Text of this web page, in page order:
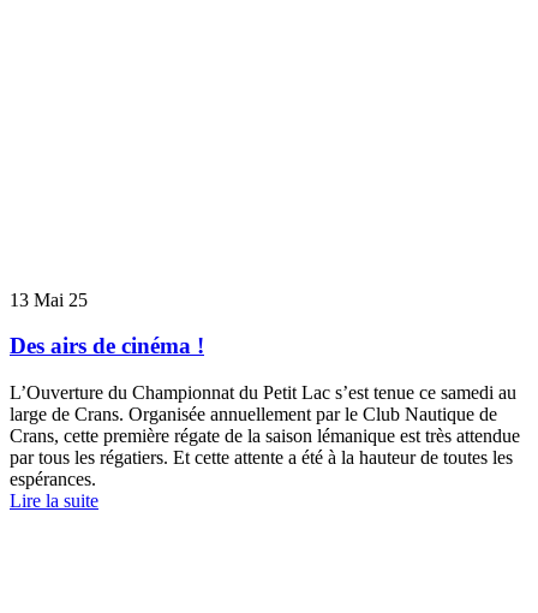
13 Mai 25
Des airs de cinéma !
L’Ouverture du Championnat du Petit Lac s’est tenue ce samedi au
large de Crans. Organisée annuellement par le Club Nautique de
Crans, cette première régate de la saison lémanique est très attendue
par tous les régatiers. Et cette attente a été à la hauteur de toutes les
espérances.
Lire la suite